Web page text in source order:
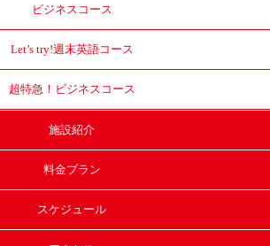
ビジネスコース
Let’s try!週末英語コース
超特急！ ビジネスコース
施設紹介
料金プラン
スケジュール